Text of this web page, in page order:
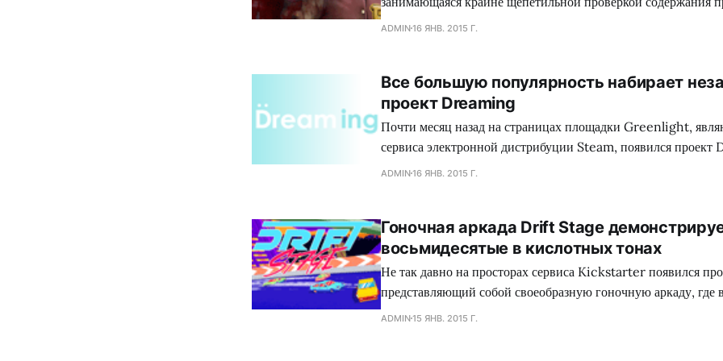
производит современная игровая индустрия, подвергает
зеленного континента. Так сказать, под нож могло попасть
коллектива Dennaton
ADMIN16 ЯНВ. 2015 Г.
Все большую популярность набирает
проект Dreaming
Почти месяц назад на страницах площадки Greenlight,
сервиса электронной дистрибуции Steam, появился
обладающий необыкновенным сеттингом, а также
головоломку с экшеном Mirror`s Edge, хотя сами девелоперы
ADMIN16 ЯНВ. 2015 Г.
Гоночная аркада Drift Stage
восьмидесятые в кислотных тонах
Не так давно на просторах сервиса Kickstarter появился
представляющий собой своеобразную гоночную аркаду, где
механики лежит управляемый занос автомобиля, при помощи
ADMIN15 ЯНВ. 2015 Г.